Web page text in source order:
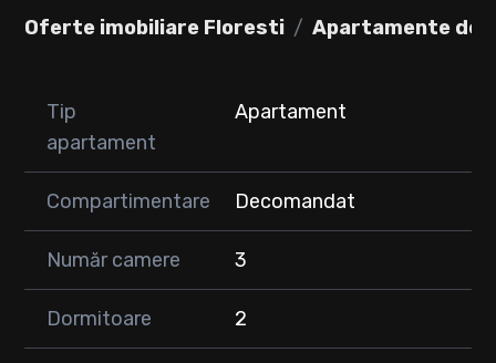
Oferte imobiliare Floresti Apartamente de
• Dormitor cu pat dublu și dulap spațios pentru haine
• Living
• Baie cu cada
• Doua balcoane de 9 mp.
• Urmatorul nivel :
Pret 180.000
Loc de parcare la pretul de 10.000 EUR.
Tip
apartament
Apartament
Compartimentare Decomandat
Număr camere 3
Dormitoare 2